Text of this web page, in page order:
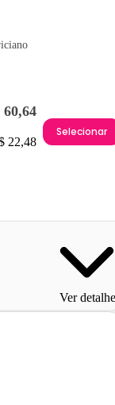
60,64
22,48
Selecionar
Ver